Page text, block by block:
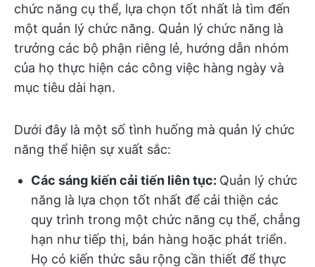
chức năng cụ thể, lựa chọn tốt nhất là tìm đến
một quản lý chức năng. Quản lý chức năng là
trưởng các bộ phận riêng lẻ, hướng dẫn nhóm
của họ thực hiện các công việc hàng ngày và
mục tiêu dài hạn.
Dưới đây là một số tình huống mà quản lý chức
năng thể hiện sự xuất sắc:
Các sáng kiến cải tiến liên tục: Quản lý chức
năng là lựa chọn tốt nhất để cải thiện các
quy trình trong một chức năng cụ thể, chẳng
hạn như tiếp thị, bán hàng hoặc phát triển.
Họ có kiến thức sâu rộng cần thiết để thực